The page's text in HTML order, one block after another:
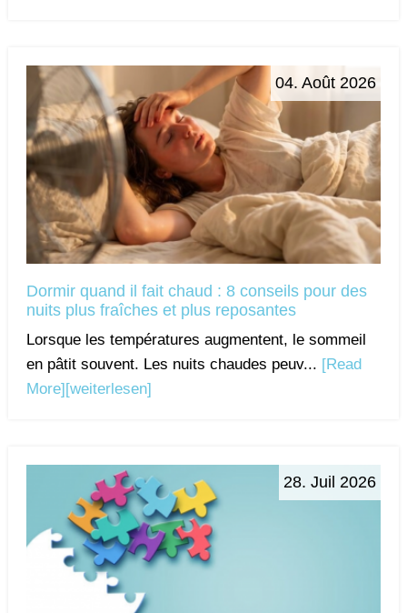
04. Août 2026
Dormir quand il fait chaud : 8 conseils pour des
nuits plus fraîches et plus reposantes
Lorsque les températures augmentent, le sommeil
en pâtit souvent. Les nuits chaudes peuv... [Read
More] [weiterlesen]
28. Juil 2026